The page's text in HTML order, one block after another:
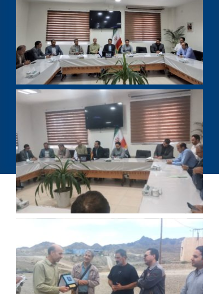
خراسان رضوی – سبزوار – توحید شهر- پردیس دانشگاه حکیم سبزواری
پست الکترونیکی:hakim@hsu.ac.ir
تلفن : ۴۴۴۱۰۱۰۴ -۰۵۱ دورنگار:۴۴۴۱۰۳۰۰ -۰۵۱
کدپستی:۹۶۱۷۹۷۶۴۸۷ صندوق پستی:۳۹۷
👁 بازدید کل سایت: | اخبار منتشر شده:۶۹۰۸
آخرین بروزرسانی:۱۴ مرداد ۱۴۰۵
© تمامی حقوق برای دانشگاه حکیم سبزواری محفوظ است و استفاده
از مطالب با ذکر منبع مطالب بلامانع است.